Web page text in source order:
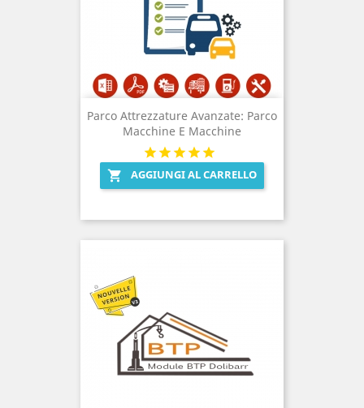
Parco Attrezzature Avanzate: Parco
Macchine E Macchine
 AGGIUNGI AL CARRELLO